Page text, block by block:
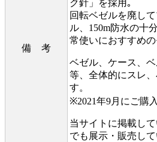
備 考
ク針」を採用｡
回転ベゼルを廃し
ル、150m防水の十
常使いにおすすめの
ベゼル、ケース、
等、全体的にスレ
す。
※2021年9月にご購
当サイトに掲載し
でも展示・販売し